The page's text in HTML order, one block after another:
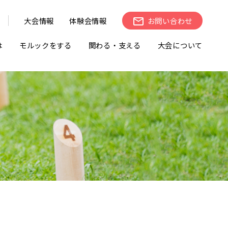
大会情報 体験会情報 お問い合わせ
モルックをする 関わる・支える 大会について